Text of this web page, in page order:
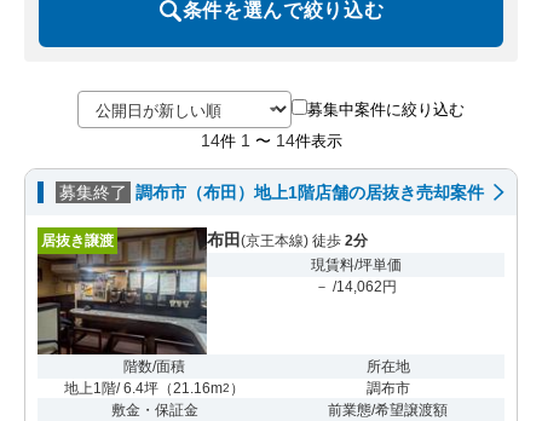
条件を選んで絞り込む
募集中案件に絞り込む
14件 1 〜 14件表示
募集終了 調布市（布田）地上1階店舗の居抜き売却案件
居抜き譲渡 布田 (京王本線) 徒歩 2分
現賃料/坪単価
－ /14,062円
階数/面積
地上1階/ 6.4坪 （21.16m2 ）
所在地
調布市
敷金・保証金
前業態/希望譲渡額